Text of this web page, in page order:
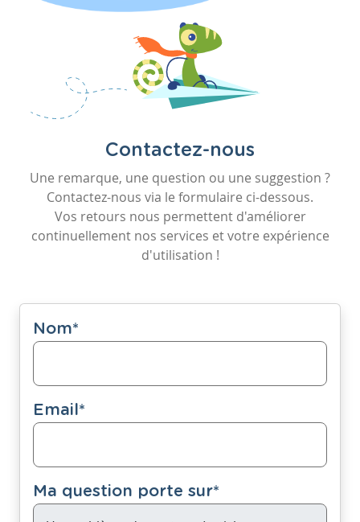
Contactez-nous
Une remarque, une question ou une suggestion ?
Contactez-nous via le formulaire ci-dessous.
Vos retours nous permettent d'améliorer
continuellement nos services et votre expérience
d'utilisation !
Nom*
Email*
Ma question porte sur*